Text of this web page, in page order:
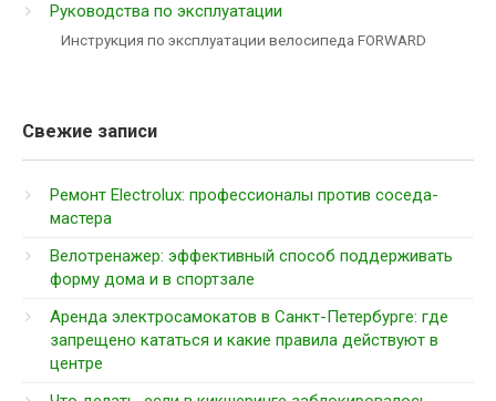
Руководства по эксплуатации
Инструкция по эксплуатации велосипеда FORWARD
Свежие записи
Ремонт Electrolux: профессионалы против соседа-
мастера
Велотренажер: эффективный способ поддерживать
форму дома и в спортзале
Аренда электросамокатов в Санкт-Петербурге: где
запрещено кататься и какие правила действуют в
центре